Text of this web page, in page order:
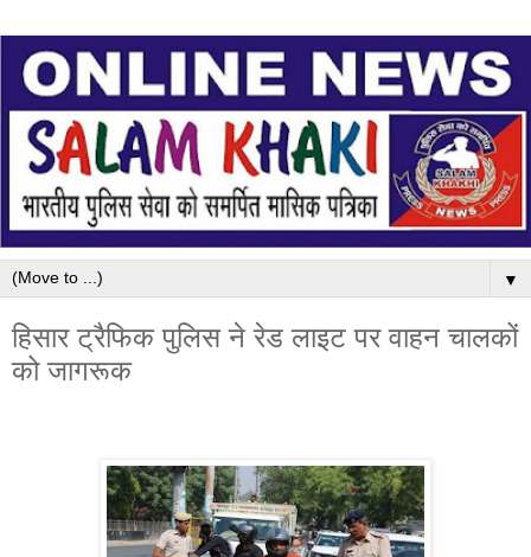
▼
हिसार ट्रैफिक पुलिस ने रेड लाइट पर वाहन चालकों
को जागरूक